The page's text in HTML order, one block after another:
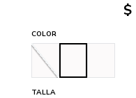
$
TALLA
COLOR